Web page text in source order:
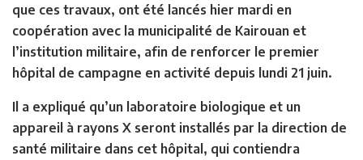
que ces travaux, ont été lancés hier mardi en
coopération avec la municipalité de Kairouan et
l’institution militaire, afin de renforcer le premier
hôpital de campagne en activité depuis lundi 21 juin.
Il a expliqué qu’un laboratoire biologique et un
appareil à rayons X seront installés par la direction de
santé militaire dans cet hôpital, qui contiendra